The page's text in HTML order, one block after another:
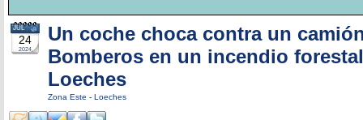
24
JUL
2024
Un coche choca contra un
Bomberos en un incendio
Loeches
Zona Este - Loeches